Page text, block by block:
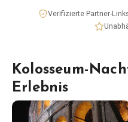
Verifizierte Partner-
Kolosseum-
Erlebnis